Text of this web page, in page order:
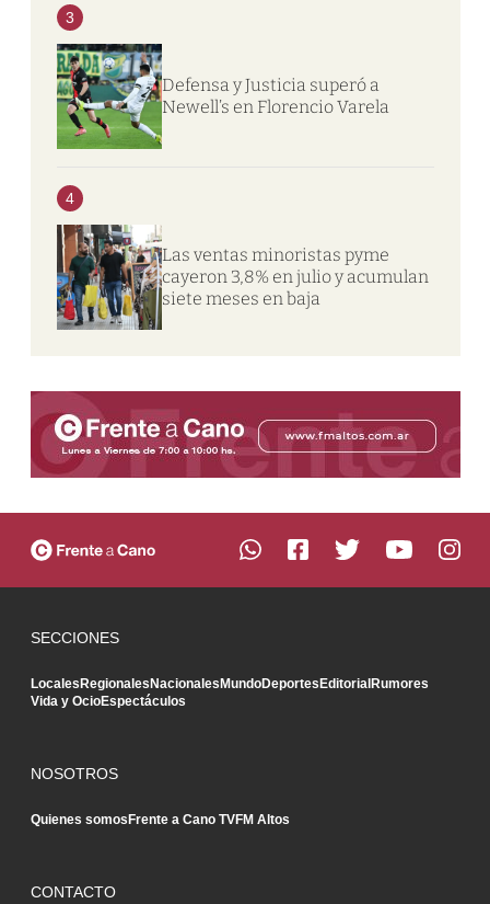
3
Defensa y Justicia superó a
Newell’s en Florencio Varela
4
Las ventas minoristas pyme
cayeron 3,8% en julio y acumulan
siete meses en baja
SECCIONES
LocalesRegionalesNacionalesMundoDeportesEditorialRumores
Vida y OcioEspectáculos
NOSOTROS
Quienes somosFrente a Cano TVFM Altos
CONTACTO